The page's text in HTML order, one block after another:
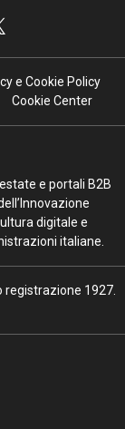
e Cookie Policy
Cookie Center
e portali B2B
digitale e
italiane.
1927.